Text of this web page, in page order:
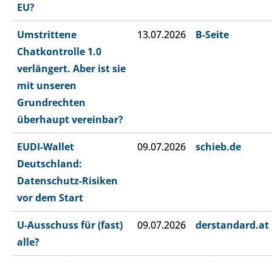
EU?
Umstrittene
Chatkontrolle 1.0
verlängert. Aber ist sie
mit unseren
Grundrechten
überhaupt vereinbar?
13.07.2026 B-Seite
EUDI-Wallet
Deutschland:
Datenschutz-Risiken
vor dem Start
09.07.2026 schieb.de
U-Ausschuss für (fast)
alle?
09.07.2026 derstandard.at